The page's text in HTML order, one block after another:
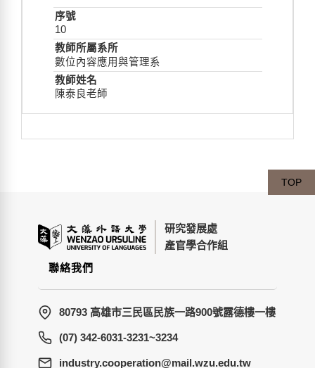
10
數位內容應用與管理系
陳泰良老師
研究發展處
產官學合作組
聯絡我們
80793 高雄市三民區民族一路900號露德樓一樓
(07) 342-6031-3231~3234
wt.ude.uzw.liam@noitarepooc.yrtsudni
TOP